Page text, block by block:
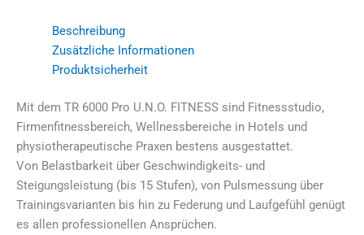
Beschreibung
Zusätzliche Informationen
Produktsicherheit
Mit dem TR 6000 Pro U.N.O. FITNESS sind Fitnessstudio,
Firmenfitnessbereich, Wellnessbereiche in Hotels und
physiotherapeutische Praxen bestens ausgestattet.
Von Belastbarkeit über Geschwindigkeits- und
Steigungsleistung (bis 15 Stufen), von Pulsmessung über
Trainingsvarianten bis hin zu Federung und Laufgefühl genügt
es allen professionellen Ansprüchen.